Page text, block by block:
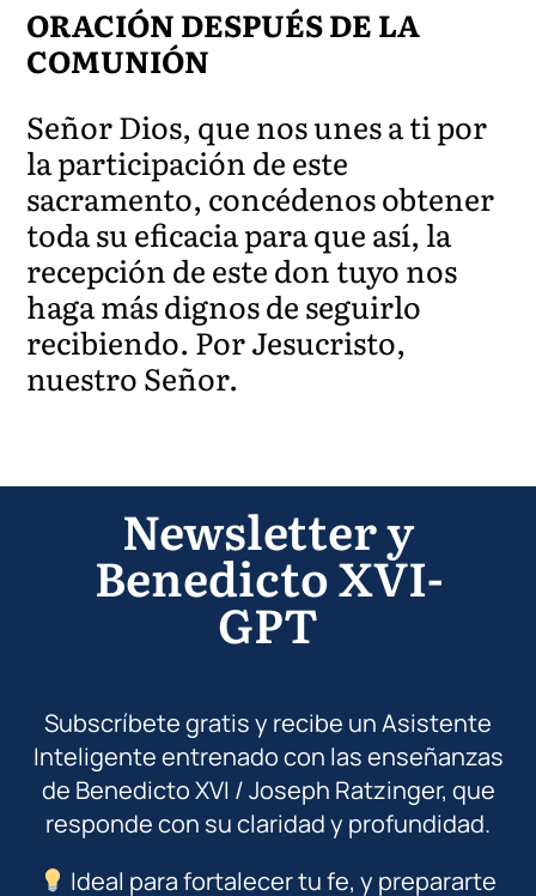
ORACIÓN DESPUÉS DE LA
COMUNIÓN
Señor Dios, que nos unes a ti por
la participación de este
sacramento, concédenos obtener
toda su eficacia para que así, la
recepción de este don tuyo nos
haga más dignos de seguirlo
recibiendo. Por Jesucristo,
nuestro Señor.
Newsletter y
Benedicto XVI-
GPT
Subscríbete gratis y recibe un Asistente
Inteligente entrenado con las enseñanzas
de Benedicto XVI / Joseph Ratzinger, que
responde con su claridad y profundidad.
Ideal para fortalecer tu fe, y prepararte